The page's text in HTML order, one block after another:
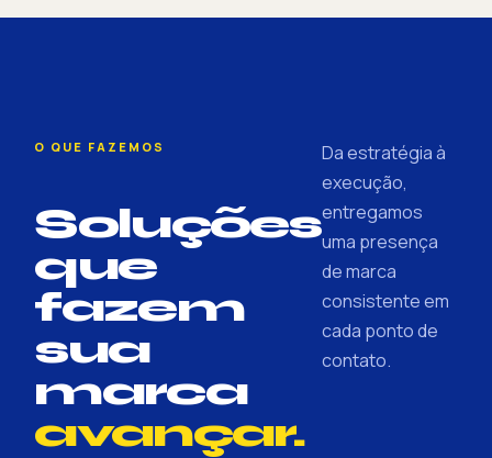
O QUE FAZEMOS
Soluções
que
fazem
sua
marca
avançar.
Da estratégia à
execução,
entregamos
uma presença
de marca
consistente em
cada ponto de
contato.